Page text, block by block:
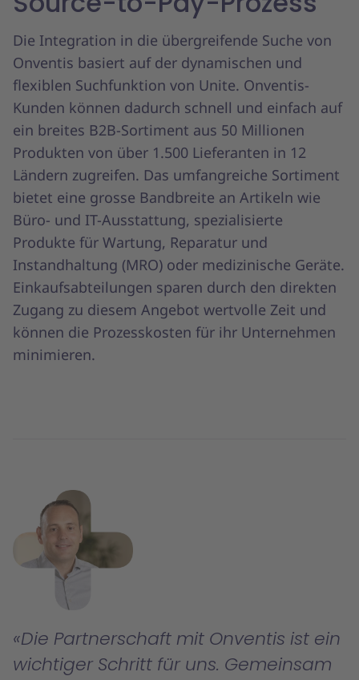
Die Integration in die übergreifende Suche von
Onventis basiert auf der dynamischen und
flexiblen Suchfunktion von Unite. Onventis-
Kunden können dadurch schnell und einfach auf
ein breites B2B-Sortiment aus 50 Millionen
Produkten von über 1.500 Lieferanten in 12
Ländern zugreifen. Das umfangreiche Sortiment
bietet eine grosse Bandbreite an Artikeln wie
Büro- und IT-Ausstattung, spezialisierte
Produkte für Wartung, Reparatur und
Instandhaltung (MRO) oder medizinische Geräte.
Einkaufsabteilungen sparen durch den direkten
Zugang zu diesem Angebot wertvolle Zeit und
können die Prozesskosten für ihr Unternehmen
minimieren.
Die Partnerschaft mit Onventis ist ein
wichtiger Schritt für uns. Gemeinsam